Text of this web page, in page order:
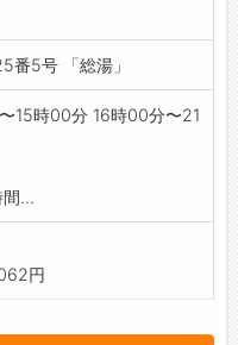
範囲:変
ワークから「紹介状」
番5号 「総湯」
15時00分 16時00分〜21
...
円